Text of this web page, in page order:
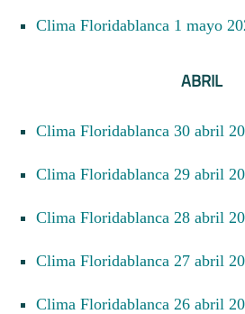
Clima Floridablanca 1 mayo
ABRIL
Clima Floridablanca 30 abril
Clima Floridablanca 29 abril
Clima Floridablanca 28 abril
Clima Floridablanca 27 abril
Clima Floridablanca 26 abril